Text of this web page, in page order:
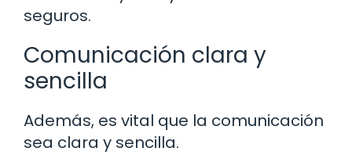
seguros.
Comunicación clara y
sencilla
Además, es vital que la comunicación
sea clara y sencilla.